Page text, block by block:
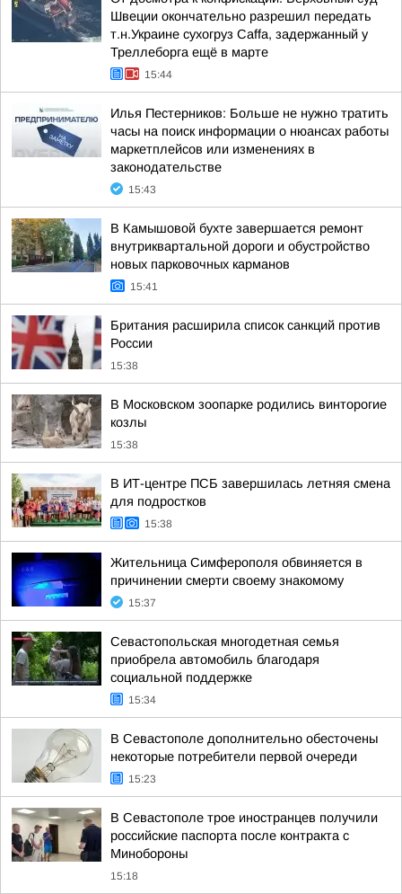
Швеции окончательно разрешил передать
т.н.Украине сухогруз Caffa, задержанный у
Треллеборга ещё в марте
15:44
Илья Пестерников: Больше не нужно тратить
часы на поиск информации о нюансах работы
маркетплейсов или изменениях в
законодательстве
15:43
В Камышовой бухте завершается ремонт
внутриквартальной дороги и обустройство
новых парковочных карманов
15:41
Британия расширила список санкций против
России
15:38
В Московском зоопарке родились винторогие
козлы
15:38
В ИТ-центре ПСБ завершилась летняя смена
для подростков
15:38
Жительница Симферополя обвиняется в
причинении смерти своему знакомому
15:37
Севастопольская многодетная семья
приобрела автомобиль благодаря
социальной поддержке
15:34
В Севастополе дополнительно обесточены
некоторые потребители первой очереди
15:23
В Севастополе трое иностранцев получили
российские паспорта после контракта с
Минобороны
15:18